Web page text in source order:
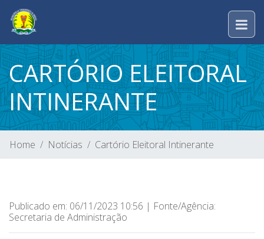
CARTÓRIO ELEITORAL
INTINERANTE
Home Notícias Cartório Eleitoral Intinerante
Publicado em: 06/11/2023 10:56 | Fonte/Agência:
Secretaria de Administração